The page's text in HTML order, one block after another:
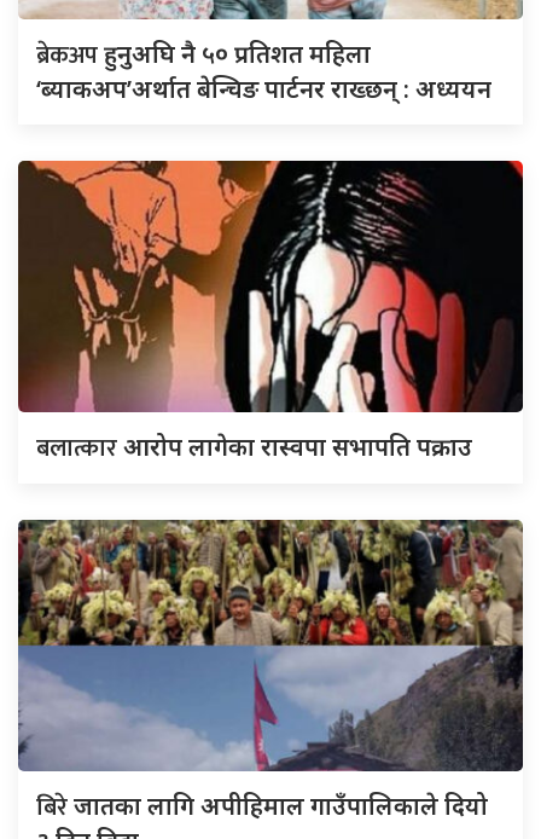
ब्रेकअपहुनुअघि नै ५० प्रतिशत महिला
‘ब्याकअप’अर्थात बेन्चिङ पार्टनर राख्छन् : अध्ययन
बलात्कारआरोप लागेका रास्वपा सभापति पक्राउ
बिरेजातका लागि अपीहिमाल गाउँपालिकाले दियो